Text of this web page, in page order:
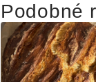
Podobné